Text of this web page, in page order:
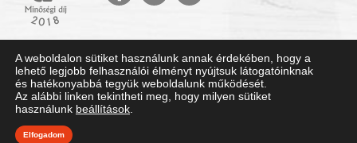
© Copyright 2018. Gere István Sütödéje Kft. Minden jog fenntartva.
Honlaptervezés: Kreatív Vonalak
A weboldalon sütiket használunk annak érdekében, hogy a
lehető legjobb felhasználói élményt nyújtsuk látogatóinknak
és hatékonyabbá tegyük weboldalunk működését.
Az alábbi linken tekintheti meg, hogy milyen sütiket
használunk beállítások
Elfogadom